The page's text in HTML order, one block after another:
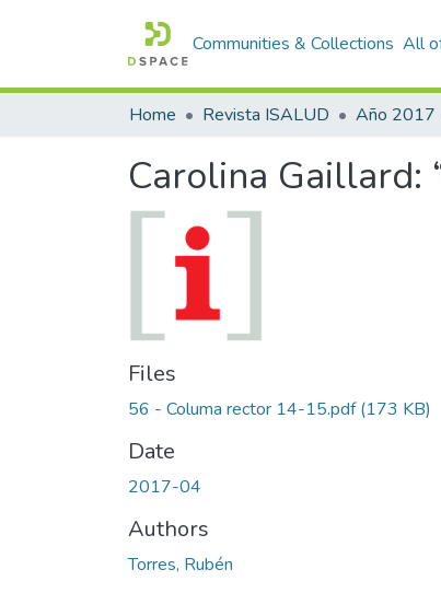
Communities & Collections All
Home Revista ISALUD Año 2017
Carolina Gaillard:
Files
56 - Columa rector 14-15.pdf(173 KB)
Date
2017-04
Authors
Torres, Rubén